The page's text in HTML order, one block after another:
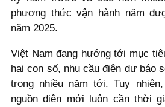
phương thức vận hành năm
năm 2025.
Việt Nam đang hướng tới mục
hai con số, nhu cầu điện dự báo
trong nhiều năm tới. Tuy
nguồn điện mới luôn cần thời